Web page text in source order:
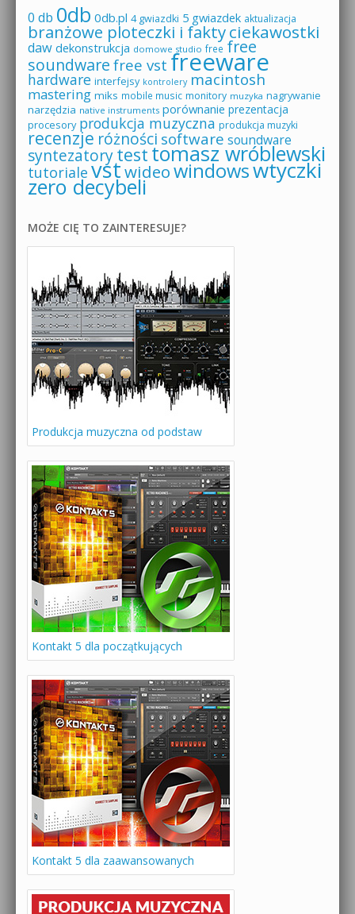
0 db 0db 0db.pl 4 gwiazdki 5 gwiazdek aktualizacja
branżowe ploteczki i faktyciekawostki
daw dekonstrukcja domowe studio free free
soundware free vst freeware
hardware interfejsy kontrolery macintosh
mastering miks mobile music monitory muzyka nagrywanie
narzędzia native instruments porównanie prezentacja
procesory produkcja muzyczna produkcja muzyki
recenzje różności software soundware
syntezatorytesttomasz wróblewski
tutoriale vstwideowindowswtyczki
zero decybeli
MOŻE CIĘ TO ZAINTERESUJE?
Produkcja muzyczna od podstaw
Kontakt 5 dla początkujących
Kontakt 5 dla zaawansowanych